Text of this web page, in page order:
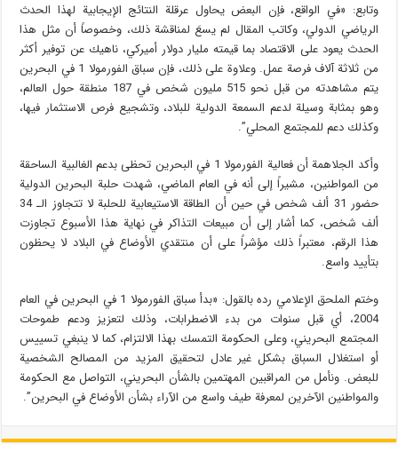
وتابع: «في الواقع، فإن البعض يحاول عرقلة النتائج الإيجابية لهذا الحدث
الرياضي الدولي، وكاتب المقال لم يسعَ لمناقشة ذلك، وخصوصاً أن مثل هذا
الحدث يعود على الاقتصاد بما قيمته مليار دولار أميركي، ناهيك عن توفير أكثر
من ثلاثة آلاف فرصة عمل. وعلاوة على ذلك، فإن سباق الفورمولا 1 في البحرين
يتم مشاهدته من قبل نحو 515 مليون شخص في 187 منطقة حول العالم،
وهو بمثابة وسيلة لدعم السمعة الدولية للبلاد، وتشجيع فرص الاستثمار فيها،
وكذلك دعم للمجتمع المحلي”.
وأكد الجلاهمة أن فعالية الفورمولا 1 في البحرين تحظى بدعم الغالبية الساحقة
من المواطنين، مشيراً إلى أنه في العام الماضي، شهدت حلبة البحرين الدولية
حضور 31 ألف شخص في حين أن الطاقة الاستيعابية للحلبة لا تتجاوز الـ 34
ألف شخص، كما أشار إلى أن مبيعات التذاكر في نهاية هذا الأسبوع تجاوزت
هذا الرقم، معتبراً ذلك مؤشراً على أن منتقدي الأوضاع في البلاد لا يحظون
بتأييد واسع.
وختم الملحق الإعلامي رده بالقول: «بدأ سباق الفورمولا 1 في البحرين في العام
2004، أي قبل سنوات من بدء الاضطرابات، وذلك لتعزيز ودعم طموحات
المجتمع البحريني، وعلى الحكومة التمسك بهذا الالتزام، كما لا ينبغي تسييس
أو استغلال السباق بشكل غير عادل لتحقيق المزيد من المصالح الشخصية
للبعض. ونأمل من المراقبين المهتمين بالشأن البحريني، التواصل مع الحكومة
والمواطنين الآخرين لمعرفة طيف واسع من الآراء بشأن الأوضاع في البحرين”.